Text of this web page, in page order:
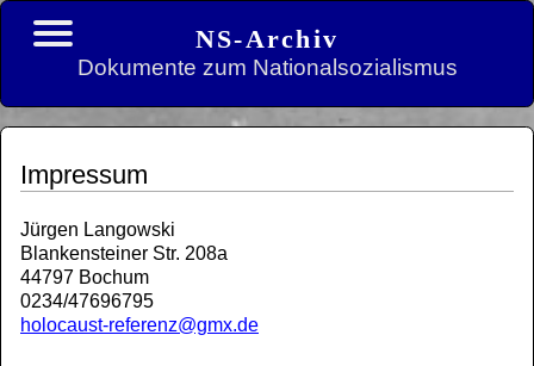
NS-Archiv
Dokumente zum Nationalsozialismus
Impressum
Jürgen Langowski
Blankensteiner Str. 208a
44797 Bochum
0234/47696795
holocaust-referenz@gmx.de